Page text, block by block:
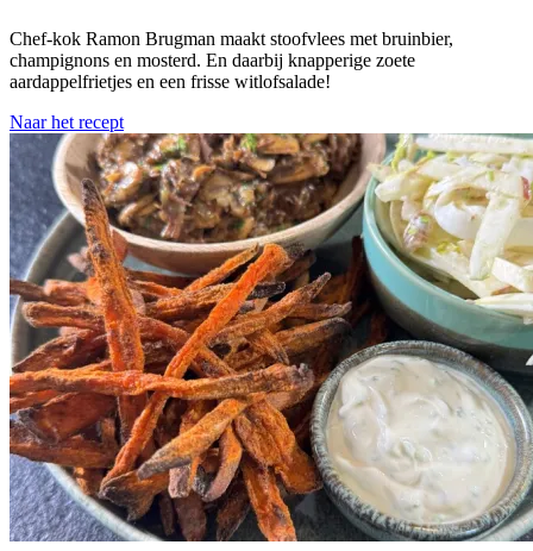
Chef-kok Ramon Brugman maakt stoofvlees met bruinbier,
champignons en mosterd. En daarbij knapperige zoete
aardappelfrietjes en een frisse witlofsalade!
Naar het recept